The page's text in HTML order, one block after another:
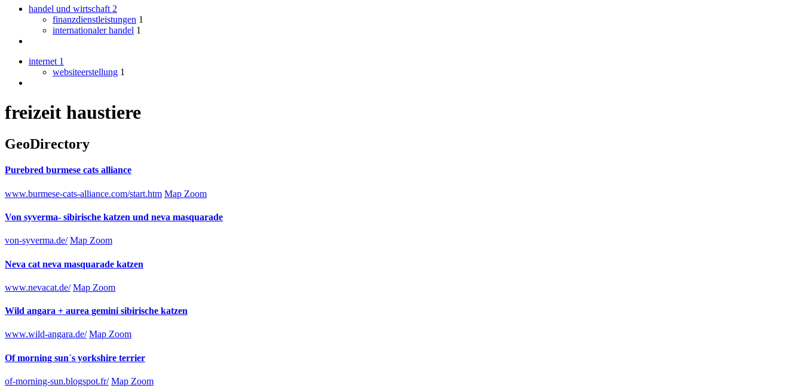
handel und wirtschaft 2
finanzdienstleistungen 1
internationaler handel 1
internet 1
websiteerstellung 1
freizeit haustiere
GeoDirectory
Purebred burmese cats alliance
www.burmese-cats-alliance.com/start.htm Map Zoom
Von syverma- sibirische katzen und neva masquarade
von-syverma.de/ Map Zoom
Neva cat neva masquarade katzen
www.nevacat.de/ Map Zoom
Wild angara + aurea gemini sibirische katzen
www.wild-angara.de/ Map Zoom
Of morning sun´s yorkshire terrier
of-morning-sun.blogspot.fr/ Map Zoom